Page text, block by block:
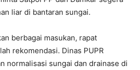
liar di bantaran sungai.
berbagai masukan, rapat
rekomendasi. Dinas PUPR
normalisasi sungai dan drainase di